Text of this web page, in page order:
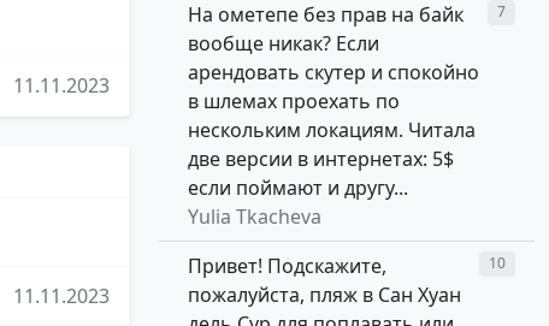
11.11.2023
11.11.2023
На ометепе без прав на байк
вообще никак? Если
арендовать скутер и спокойно
в шлемах проехать по
нескольким локациям. Читала
две версии в интернетах: 5$
если поймают и другу...
Yulia Tkacheva
7
Привет! Подскажите,
пожалуйста, пляж в Сан Хуан
10